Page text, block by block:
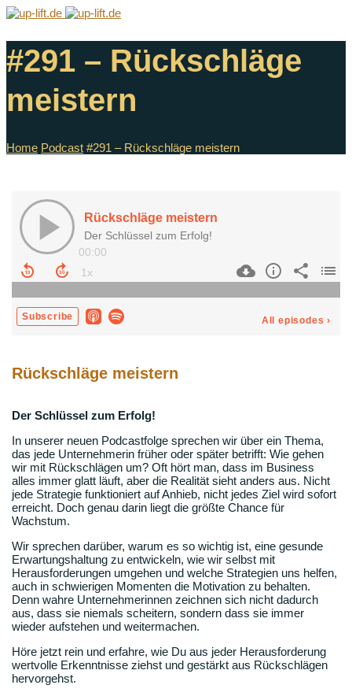
#291 – Rückschläge
meistern
Home Podcast #291 – Rückschläge meistern
Rückschläge meistern
Der Schlüssel zum Erfolg!
In unserer neuen Podcastfolge sprechen wir über ein Thema,
das jede Unternehmerin früher oder später betrifft: Wie gehen
wir mit Rückschlägen um? Oft hört man, dass im Business
alles immer glatt läuft, aber die Realität sieht anders aus. Nicht
jede Strategie funktioniert auf Anhieb, nicht jedes Ziel wird sofort
erreicht. Doch genau darin liegt die größte Chance für
Wachstum.
Wir sprechen darüber, warum es so wichtig ist, eine gesunde
Erwartungshaltung zu entwickeln, wie wir selbst mit
Herausforderungen umgehen und welche Strategien uns helfen,
auch in schwierigen Momenten die Motivation zu behalten.
Denn wahre Unternehmerinnen zeichnen sich nicht dadurch
aus, dass sie niemals scheitern, sondern dass sie immer
wieder aufstehen und weitermachen.
Höre jetzt rein und erfahre, wie Du aus jeder Herausforderung
wertvolle Erkenntnisse ziehst und gestärkt aus Rückschlägen
hervorgehst.